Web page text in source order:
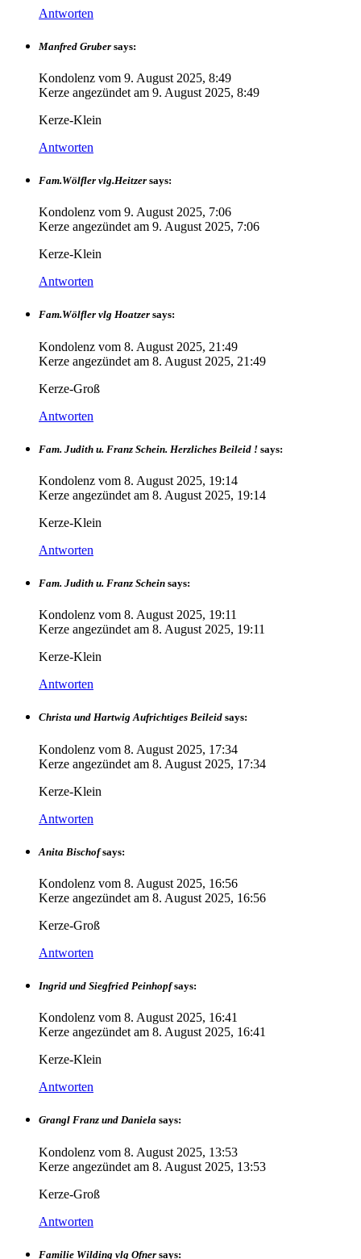
Antworten
Manfred Gruber says:
Kondolenz vom 9. August 2025, 8:49
Kerze angezündet am 9. August 2025, 8:49
Kerze-Klein
Antworten
Fam.Wölfler vlg.Heitzer says:
Kondolenz vom 9. August 2025, 7:06
Kerze angezündet am 9. August 2025, 7:06
Kerze-Klein
Antworten
Fam.Wölfler vlg Hoatzer says:
Kondolenz vom 8. August 2025, 21:49
Kerze angezündet am 8. August 2025, 21:49
Kerze-Groß
Antworten
Fam. Judith u. Franz Schein. Herzliches Beileid ! says:
Kondolenz vom 8. August 2025, 19:14
Kerze angezündet am 8. August 2025, 19:14
Kerze-Klein
Antworten
Fam. Judith u. Franz Schein says:
Kondolenz vom 8. August 2025, 19:11
Kerze angezündet am 8. August 2025, 19:11
Kerze-Klein
Antworten
Christa und Hartwig Aufrichtiges Beileid says:
Kondolenz vom 8. August 2025, 17:34
Kerze angezündet am 8. August 2025, 17:34
Kerze-Klein
Antworten
Anita Bischof says:
Kondolenz vom 8. August 2025, 16:56
Kerze angezündet am 8. August 2025, 16:56
Kerze-Groß
Antworten
Ingrid und Siegfried Peinhopf says:
Kondolenz vom 8. August 2025, 16:41
Kerze angezündet am 8. August 2025, 16:41
Kerze-Klein
Antworten
Grangl Franz und Daniela says:
Kondolenz vom 8. August 2025, 13:53
Kerze angezündet am 8. August 2025, 13:53
Kerze-Groß
Antworten
Familie Wilding vlg Ofner says: